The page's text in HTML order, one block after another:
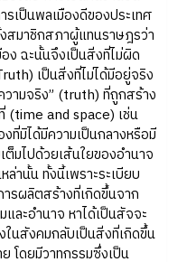
เป็นพลเมืองดีของประเทศ
มาชิกสภาผู้แทนราษฎรว่า
ง ฉะนั้นจึงเป็นสิ่งที่ไม่ผิด
เป็นสิ่งที่ไม่ได้มีอยู่จริง
ามจริง” (truth) ที่ถูกสร้าง
(time and space) เช่น
มิได้มีความเป็นกลางหรือมี
มไปด้วยเส้นใยของอำนาจ
านั้น ทั้งนี้เพราะระเบียบ
รผลิตสร้างที่เกิดขึ้นจาก
ละอำนาจ หาได้เป็นสัจจะ
นสังคมกลับเป็นสิ่งที่เกิดขึ้น
โดยมีวาทกรรมซึ่งเป็น